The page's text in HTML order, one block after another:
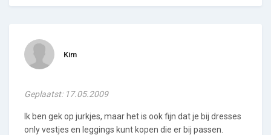
Kim
Geplaatst: 17.05.2009
Ik ben gek op jurkjes, maar het is ook fijn dat je bij dresses
only vestjes en leggings kunt kopen die er bij passen.